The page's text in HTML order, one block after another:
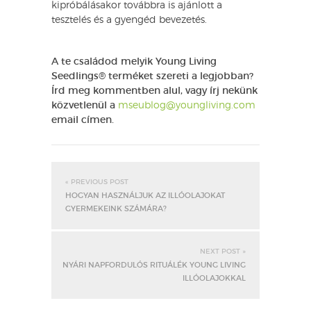
kipróbálásakor továbbra is ajánlott a
tesztelés és a gyengéd bevezetés.
A te családod melyik Young Living
Seedlings® terméket szereti a legjobban?
Írd meg kommentben alul, vagy írj nekünk
közvetlenül a mseublog@youngliving.com
email címen.
« PREVIOUS POST
HOGYAN HASZNÁLJUK AZ ILLÓOLAJOKAT
GYERMEKEINK SZÁMÁRA?
NEXT POST »
NYÁRI NAPFORDULÓS RITUÁLÉK YOUNG LIVING
ILLÓOLAJOKKAL